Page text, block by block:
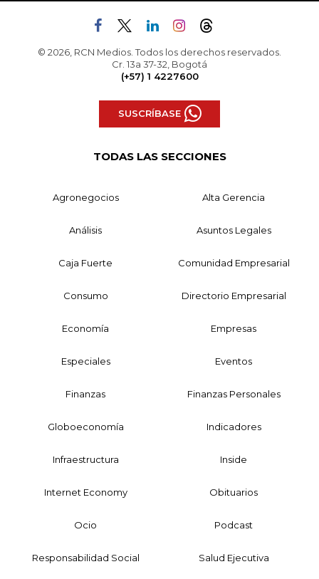
© 2026, RCN Medios. Todos los derechos reservados.
Cr. 13a 37-32, Bogotá
(+57) 1 4227600
SUSCRÍBASE
TODAS LAS SECCIONES
Agronegocios Alta Gerencia
Análisis Asuntos Legales
Caja Fuerte Comunidad Empresarial
Consumo Directorio Empresarial
Economía Empresas
Especiales Eventos
Finanzas Finanzas Personales
Globoeconomía Indicadores
Infraestructura Inside
Internet Economy Obituarios
Ocio Podcast
Responsabilidad Social Salud Ejecutiva